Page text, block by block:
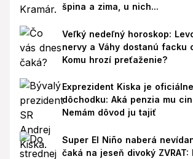
špina a zima, u nich...
Veľký nedeľný horoskop:
nervy a Váhy dostanú facku
Komu hrozí preťaženie?
Exprezident Kiska je
dôchodku: Aká penzia mu
Nemám dôvod ju tajiť
Super El Niño naberá
čaká na jeseň divoký ZVRAT: